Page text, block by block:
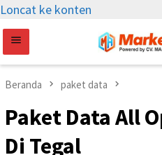
Loncat ke konten
Beranda paket data
Paket Data All
Di Tegal